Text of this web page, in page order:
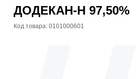
ДОДЕКАН-Н 97,50%
Код товара: 0101000601